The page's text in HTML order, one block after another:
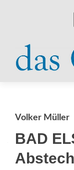
Volker Müller
BAD